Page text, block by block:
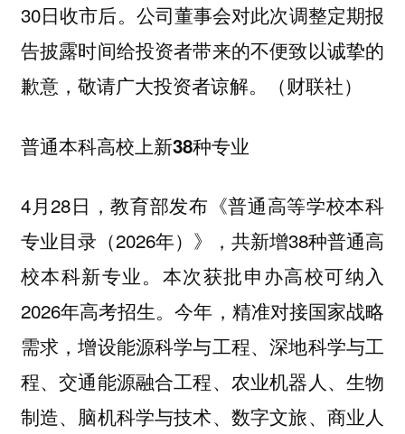
30日收市后。公司董事会对此次调整定期报
告披露时间给投资者带来的不便致以诚挚的
歉意，敬请广大投资者谅解。（财联社）
普通本科高校上新38种专业
4月28日，教育部发布《普通高等学校本科
专业目录（2026年）》，共新增38种普通高
校本科新专业。本次获批申办高校可纳入
2026年高考招生。今年，精准对接国家战略
需求，增设能源科学与工程、深地科学与工
程、交通能源融合工程、农业机器人、生物
制造、脑机科学与技术、数字文旅、商业人